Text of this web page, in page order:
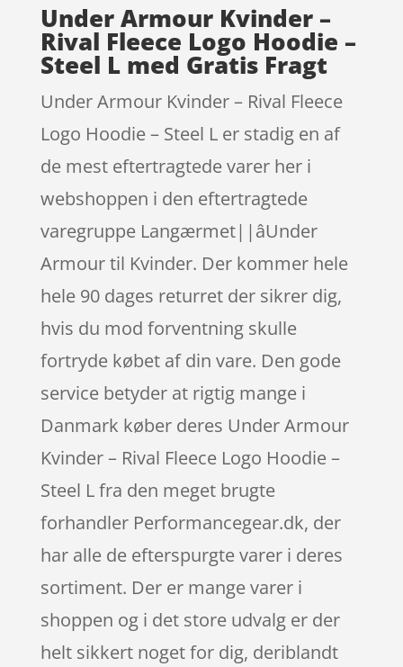
Under Armour Kvinder –
Rival Fleece Logo Hoodie –
Steel L med Gratis Fragt
Under Armour Kvinder – Rival Fleece
Logo Hoodie – Steel L er stadig en af
de mest eftertragtede varer her i
webshoppen i den eftertragtede
varegruppe Langærmet||âUnder
Armour til Kvinder. Der kommer hele
hele 90 dages returret der sikrer dig,
hvis du mod forventning skulle
fortryde købet af din vare. Den gode
service betyder at rigtig mange i
Danmark køber deres Under Armour
Kvinder – Rival Fleece Logo Hoodie –
Steel L fra den meget brugte
forhandler Performancegear.dk, der
har alle de efterspurgte varer i deres
sortiment. Der er mange varer i
shoppen og i det store udvalg er der
helt sikkert noget for dig, deriblandt